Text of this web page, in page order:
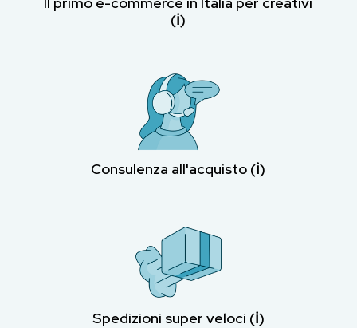
(ℹ︎)
Consulenza all'acquisto (ℹ︎)
Spedizioni super veloci (ℹ︎)